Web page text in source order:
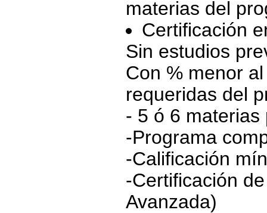
materias del
Certificación
Sin estudios
Con % menor
requeridas del
- 5 ó 6 materias
-Programa
-Calificación
-Certificación
Avanzada)